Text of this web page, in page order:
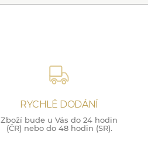
RYCHLÉ DODÁNÍ
Zboží bude u Vás do 24 hodin
(ČR) nebo do 48 hodin (SR).